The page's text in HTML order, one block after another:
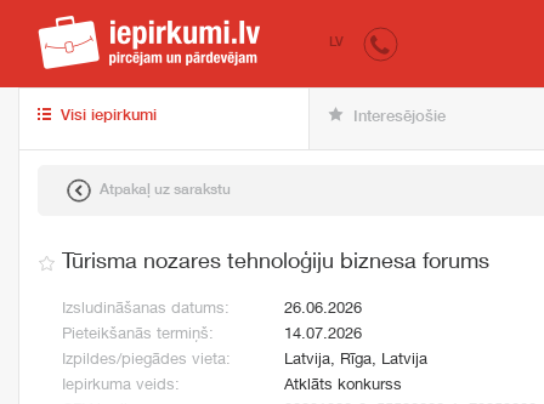
iepirkumi.lv
LV
Visi iepirkumi Interesējošie
Atpakaļ uz sarakstu
Tūrisma nozares tehnoloģiju biznesa forums
Izsludināšanas datums:
26.06.2026
Pieteikšanās termiņš:
14.07.2026
Izpildes/piegādes vieta:
Latvija, Rīga, Latvija
Iepirkuma veids:
Atklāts konkurss